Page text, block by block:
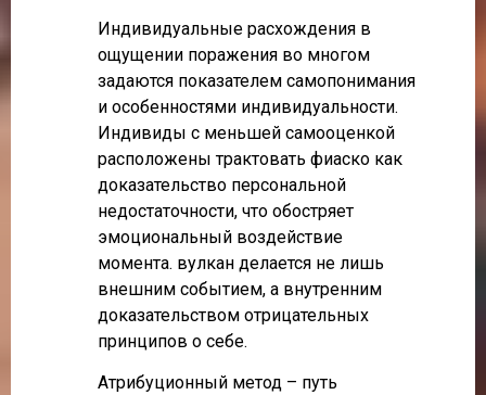
Индивидуальные расхождения в
ощущении поражения во многом
задаются показателем самопонимания
и особенностями индивидуальности.
Индивиды с меньшей самооценкой
расположены трактовать фиаско как
доказательство персональной
недостаточности, что обостряет
эмоциональный воздействие
момента. вулкан делается не лишь
внешним событием, а внутренним
доказательством отрицательных
принципов о себе.
Атрибуционный метод – путь